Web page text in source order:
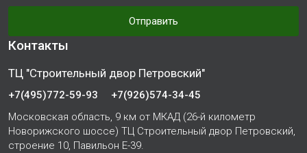
Отправить
Контакты
ТЦ "Строительный двор Петровский"
+7(495)772-59-93
+7(926)574-34-45
Московская область, 9 км от МКАД (26-й километр
Новорижского шоссе) ТЦ Строительный двор Петровский,
строение 10, Павильон Е-39.